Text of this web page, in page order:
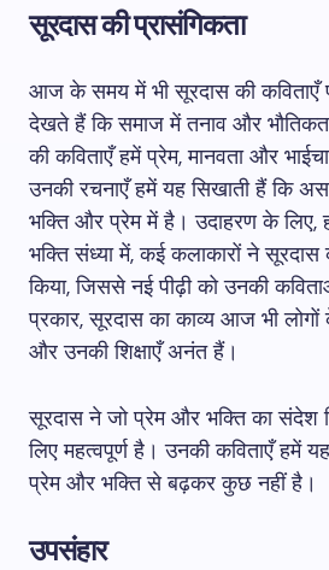
सूरदास की प्रासंगिकता
आज के समय में भी सूरदास की कविताएँ
देखते हैं कि समाज में तनाव और
की कविताएँ हमें प्रेम, मानवता और
उनकी रचनाएँ हमें यह सिखाती हैं कि
भक्ति और प्रेम में है। उदाहरण के लिए,
भक्ति संध्या में, कई कलाकारों ने
किया, जिससे नई पीढ़ी को उनकी
प्रकार, सूरदास का काव्य आज भी
और उनकी शिक्षाएँ अनंत हैं।
सूरदास ने जो प्रेम और भक्ति का संदेश
लिए महत्वपूर्ण है। उनकी कविताएँ हमें
प्रेम और भक्ति से बढ़कर कुछ नहीं है।
उपसंहार